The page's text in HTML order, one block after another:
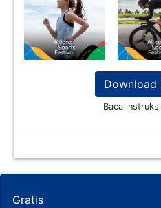
Download
Baca
Gratis